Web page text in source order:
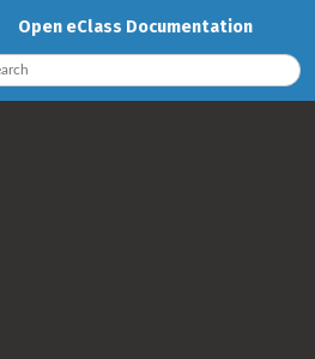
Open eClass Documentation